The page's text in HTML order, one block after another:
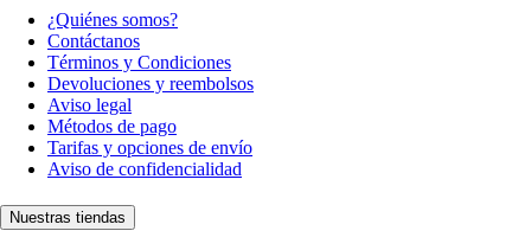
¿Quiénes somos?
Contáctanos
Términos y Condiciones
Devoluciones y reembolsos
Aviso legal
Métodos de pago
Tarifas y opciones de envío
Aviso de confidencialidad
Nuestras tiendas